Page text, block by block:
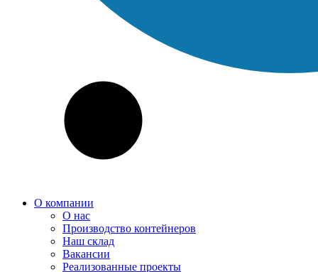
О компании
О нас
Производство контейнеров
Наш склад
Вакансии
Реализованные проекты